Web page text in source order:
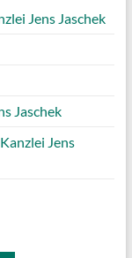
Jens Jaschek
Jaschek
Jens